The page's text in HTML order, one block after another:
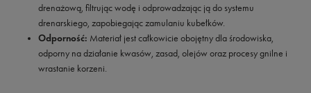
drenażową, filtrując wodę i odprowadzając ją do systemu
drenarskiego, zapobiegając zamulaniu kubełków.
Odporność: Materiał jest całkowicie obojętny dla środowiska,
odporny na działanie kwasów, zasad, olejów oraz procesy gnilne i
wrastanie korzeni.